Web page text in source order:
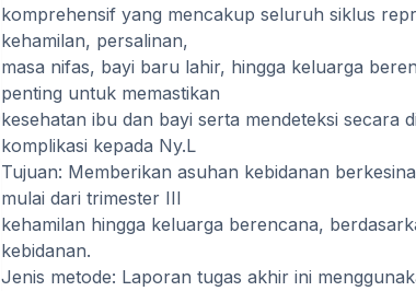
komprehensif yang mencakup seluruh siklus
kehamilan, persalinan,
masa nifas, bayi baru lahir, hingga keluarga
penting untuk memastikan
kesehatan ibu dan bayi serta mendeteksi secara
komplikasi kepada Ny.L
Tujuan: Memberikan asuhan kebidanan
mulai dari trimester III
kehamilan hingga keluarga berencana,
kebidanan.
Jenis metode: Laporan tugas akhir ini